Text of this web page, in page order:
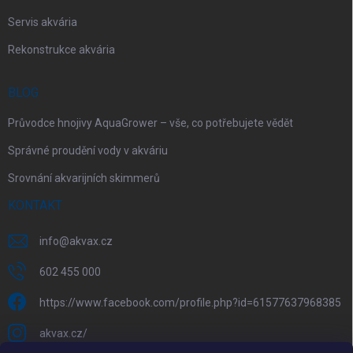
Servis akvária
Rekonstrukce akvária
BLOG
Průvodce hnojivy AquaGrower – vše, co potřebujete vědět
Správné proudění vody v akváriu
Srovnání akvarijních skimmerů
KONTAKT
info@akvax.cz
602 455 000
https://www.facebook.com/profile.php?id=61577637968385
akvax.cz/